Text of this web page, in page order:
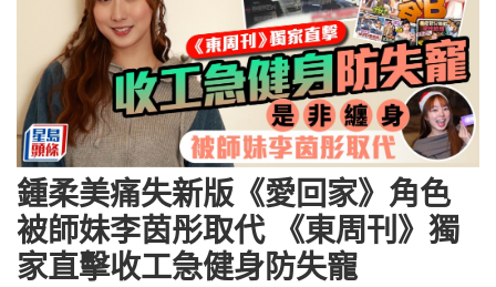
鍾柔美痛失新版《愛回家》角色
被師妹李茵彤取代 《東周刊》獨
家直擊收工急健身防失寵